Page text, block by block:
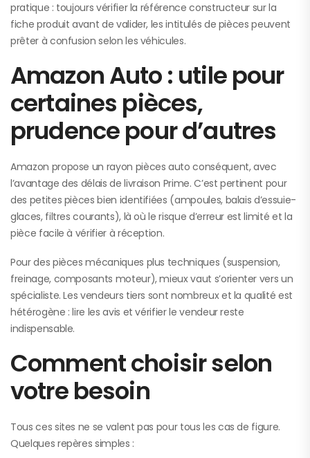
pratique : toujours vérifier la référence constructeur sur la
fiche produit avant de valider, les intitulés de pièces peuvent
prêter à confusion selon les véhicules.
Amazon Auto : utile pour
certaines pièces,
prudence pour d’autres
Amazon propose un rayon pièces auto conséquent, avec
l’avantage des délais de livraison Prime. C’est pertinent pour
des petites pièces bien identifiées (ampoules, balais d’essuie-
glaces, filtres courants), là où le risque d’erreur est limité et la
pièce facile à vérifier à réception.
Pour des pièces mécaniques plus techniques (suspension,
freinage, composants moteur), mieux vaut s’orienter vers un
spécialiste. Les vendeurs tiers sont nombreux et la qualité est
hétérogène : lire les avis et vérifier le vendeur reste
indispensable.
Comment choisir selon
votre besoin
Tous ces sites ne se valent pas pour tous les cas de figure.
Quelques repères simples :